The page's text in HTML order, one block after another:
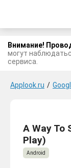
Внимание!
могут
сервиса.
Applook.ru /
A Way To
Play)
Android